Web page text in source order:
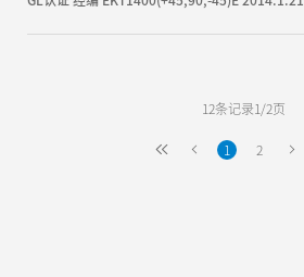
12条记录1/2页
1 2